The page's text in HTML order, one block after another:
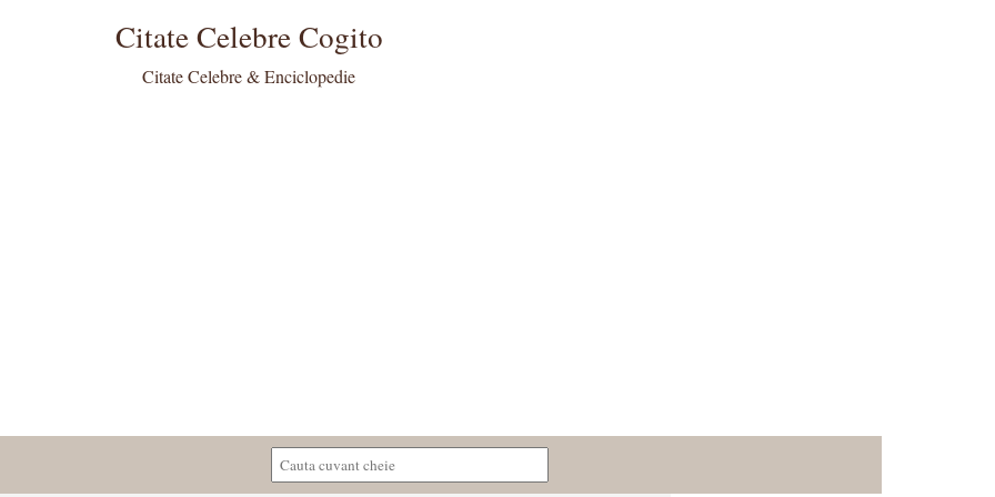
Citate Celebre Cogito
Citate Celebre & Enciclopedie